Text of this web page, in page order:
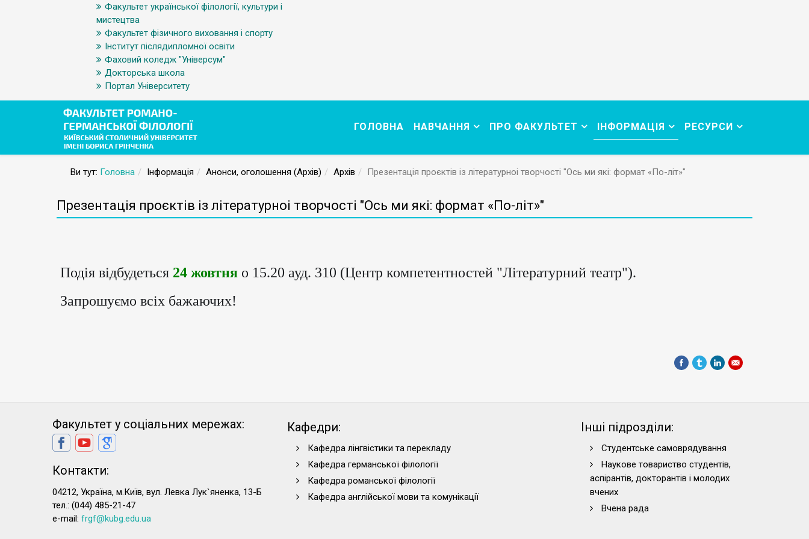
Факультет української філології, культури і
мистецтва
Факультет фізичного виховання і спорту
Інститут післядипломної освіти
Фаховий коледж "Універсум"
Докторська школа
Портал Університету
ГОЛОВНА НАВЧАННЯ ПРО ФАКУЛЬТЕТ ІНФОРМАЦІЯ РЕСУРСИ
Ви тут: Головна Інформація Анонси, оголошення (Архів) Архів Презентація проєктів із літературноі творчості "Ось ми які: формат «По-літ»"
Презентація проєктів із літературноі творчості "Ось ми які: формат «По-літ»"
Подія відбудеться 24 жовтня о 15.20 ауд. 310 (Центр компетентностей "Літературний театр").
Запрошуємо всіх бажаючих!
Факультет у соціальних мережах:
Контакти:
04212, Україна, м.Київ, вул. Левка Лук`яненка, 13-Б
тел.: (044) 485-21-47
e-mail: frgf@kubg.edu.ua
Кафедри:
Кафедра лінгвістики та перекладу
Кафедра германської філології
Кафедра романської філології
Кафедра англійської мови та комунікації
Інші підрозділи:
Студентське самоврядування
Наукове товариство студентів,
аспірантів, докторантів і молодих
вчених
Вчена рада